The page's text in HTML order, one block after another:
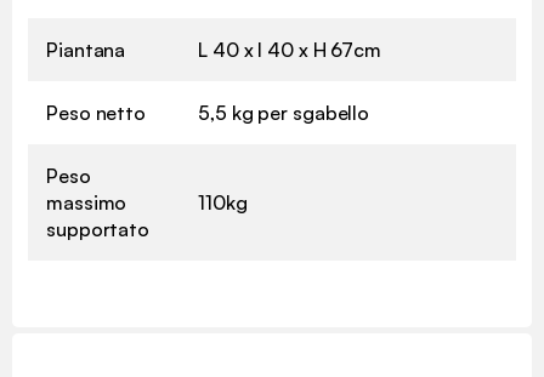
Piantana L 40 x l 40 x H 67cm
Peso netto 5,5 kg per sgabello
Peso
massimo
supportato
110kg